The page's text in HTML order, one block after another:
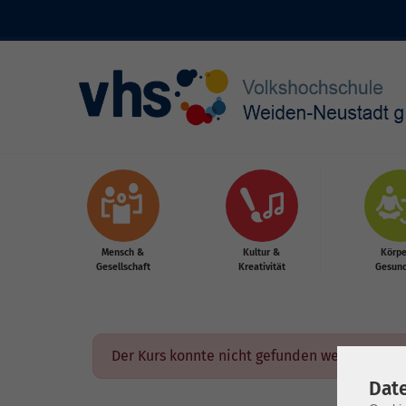
Mensch &
Gesellschaft
Kultur &
Kreativität
Der Kurs konnte nicht gefunden werden.